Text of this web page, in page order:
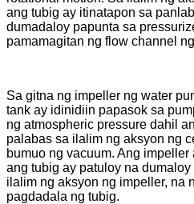
ang tubig ay itinatapon sa
dumadaloy papunta sa
pamamagitan ng flow channel
Sa gitna ng impeller ng water
tank ay idinidiin papasok sa
ng atmospheric pressure dahil
palabas sa ilalim ng aksyon ng
bumuo ng vacuum. Ang
ang tubig ay patuloy na
ilalim ng aksyon ng impeller, na
pagdadala ng tubig.